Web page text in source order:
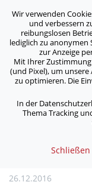
ASB
Home / Aktuelles /
Für Großeinsätze:
Für
Zugführer
26.12.2016
Wir verwenden
und verbessern
reibungslosen
lediglich zu
zur Anzeige
Mit Ihrer
(und Pixel), um
zu optimieren. Die
In der
Thema Tracking
Schließen